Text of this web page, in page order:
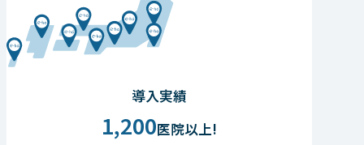
導入実績
1,200医院以上!